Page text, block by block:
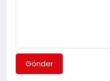
Gönder